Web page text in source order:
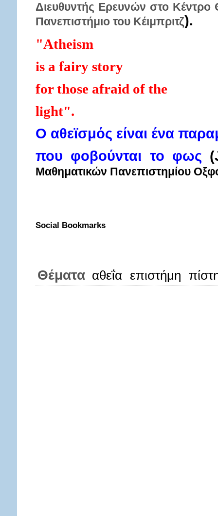
Διευθυντής Ερευνών στο
Πανεπιστήμιο του Κέιμπριτζ).
"Atheism
is a fairy story
for those afraid of the
light".
Ο αθεϊσμός είναι ένα
που φοβούνται το φως
Μαθηματικών Πανεπιστημίου
Social Bookmarks
Θέματα αθεΐα επιστήμη